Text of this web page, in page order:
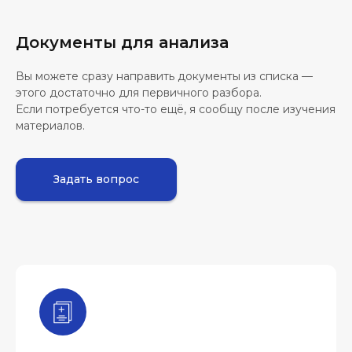
Документы для анализа
Вы можете сразу направить документы из списка —
этого достаточно для первичного разбора.
Если потребуется что-то ещё, я сообщу после изучения
материалов.
Задать вопрос